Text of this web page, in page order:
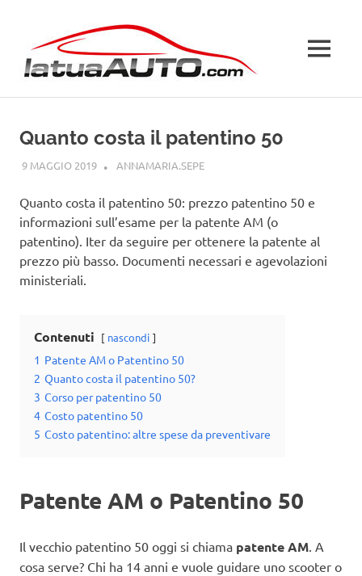
contenuto
MENU
Quanto costa il patentino 50
9 MAGGIO 2019 ANNAMARIA.SEPEPATENTE
Quanto costa il patentino 50: prezzo patentino 50 e
informazioni sull’esame per la patente AM (o
patentino). Iter da seguire per ottenere la patente al
prezzo più basso. Documenti necessari e agevolazioni
ministeriali.
Contenuti nascondi
1 Patente AM o Patentino 50
2 Quanto costa il patentino 50?
3 Corso per patentino 50
4 Costo patentino 50
5 Costo patentino: altre spese da preventivare
Patente AM o Patentino 50
Il vecchio patentino 50 oggi si chiama patente AM. A
cosa serve? Chi ha 14 anni e vuole guidare uno scooter o